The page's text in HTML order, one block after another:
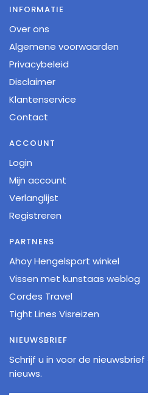
INFORMATIE
Over ons
Algemene voorwaarden
Privacybeleid
Disclaimer
Klantenservice
Contact
ACCOUNT
Login
Mijn account
Verlanglijst
Registreren
PARTNERS
Ahoy Hengelsport winkel
Vissen met kunstaas weblog
Cordes Travel
Tight Lines Visreizen
NIEUWSBRIEF
Schrijf u in voor de
nieuws.